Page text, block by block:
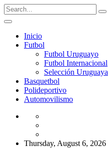
Inicio
Futbol
Futbol Uruguayo
Futbol Internacional
Selección Uruguaya
Basquetbol
Polideportivo
Automovilismo
Thursday, August 6, 2026